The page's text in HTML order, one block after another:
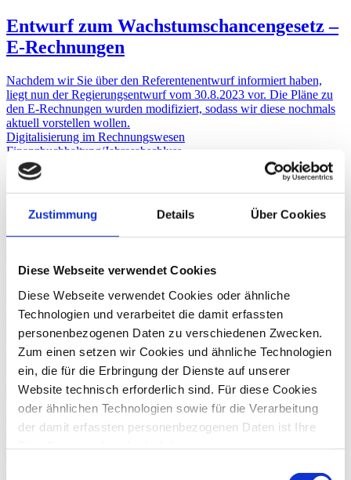
Zustimmung Details Über Cookies
Diese Webseite verwendet Cookies
Diese Webseite verwendet Cookies oder ähnliche
Technologien und verarbeitet die damit erfassten
personenbezogenen Daten zu verschiedenen Zwecken.
Zum einen setzen wir Cookies und ähnliche Technologien
ein, die für die Erbringung der Dienste auf unserer
Website technisch erforderlich sind. Für diese Cookies
oder ähnlichen Technologien sowie für die Verarbeitung
der damit erfassten personenbezogenen Daten ist Ihre
Entwurf zum Wachstumschancengesetz –
E-Rechnungen
Nachdem wir Sie über den Referentenentwurf informiert haben,
liegt nun der Regierungsentwurf vom 30.8.2023 vor. Die Pläne zu
den E-Rechnungen wurden modifiziert, sodass wir diese nochmals
aktuell vorstellen wollen.
Digitalisierung im Rechnungswesen
Finanzbuchhaltung/Jahresabschluss
Tax Compliance
Umsatzsteuerberatung
01. August2023
E-Rechnungspflicht kurz vor der
zur elektronischen Rechnungsstellung einzuführen. Nun hat das
Bundesfinanzministerium (BMF) hierzu einen Gesetzentwurf
Digitalisierung im Rechnungswesen
Finanzbuchhaltung/Jahresabschluss
Tax Compliance
Umsatzsteuerberatung
05. April2024
Wachstumschancengesetz: Die
Änderungen in der Umsatzsteuer